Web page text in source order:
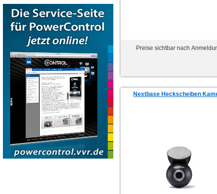
Preise sichtbar nach
Nextbase Heckscheiben